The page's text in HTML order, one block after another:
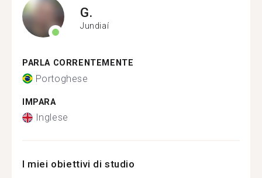
G.
Jundiaí
PARLA CORRENTEMENTE
Portoghese
IMPARA
Inglese
I miei obiettivi di studio